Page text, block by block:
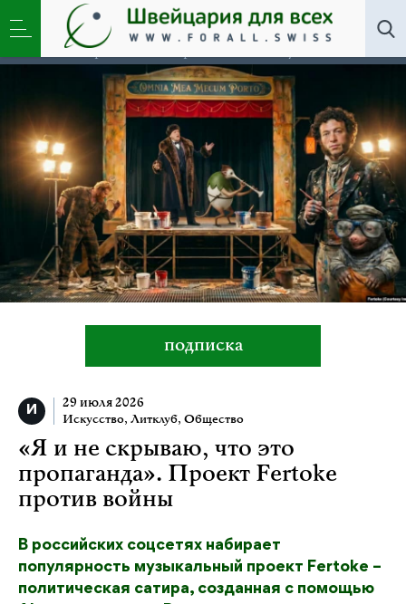
Общество »Новости о событиях и судьбах
эмигрантов в Швейцарии. Как и чем живет
современное европейское общество.
подписка
29 июля 2026
Искусство, Литклуб, Общество
«Я и не скрываю, что это
пропаганда». Проект Fertoke
против войны
В российских соцсетях набирает
популярность музыкальный проект Fertoke –
политическая сатира, созданная с помощью